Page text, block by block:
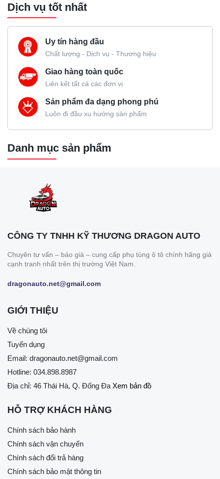
Dịch vụ tốt nhất
Uy tín hàng đầu
Chất lượng - Dịch vụ - Thương hiệu
Giao hàng toàn quốc
Liên kết tất cả các đơn vị
Sản phẩm đa dạng phong phú
Luôn đi đầu xu hướng sản phẩm
Danh mục sản phẩm
CÔNG TY TNHH KỸ THƯƠNG DRAGON AUTO
Chuyên tư vấn – báo giá – cung cấp phụ tùng ô tô chính hãng giá
cạnh tranh nhất trên thị trường Việt Nam.
dragonauto.net@gmail.com
GIỚI THIỆU
Về chúng tôi
Tuyển dụng
Email: dragonauto.net@gmail.com
Hotline: 034.898.8987
Địa chỉ: 46 Thái Hà, Q. Đống Đa Xem bản đồ
HỖ TRỢ KHÁCH HÀNG
Chính sách bảo hành
Chính sách vận chuyển
Chính sách đổi trả hàng
Chính sách bảo mật thông tin